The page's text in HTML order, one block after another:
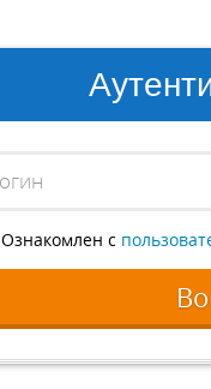
Ознакомлен с